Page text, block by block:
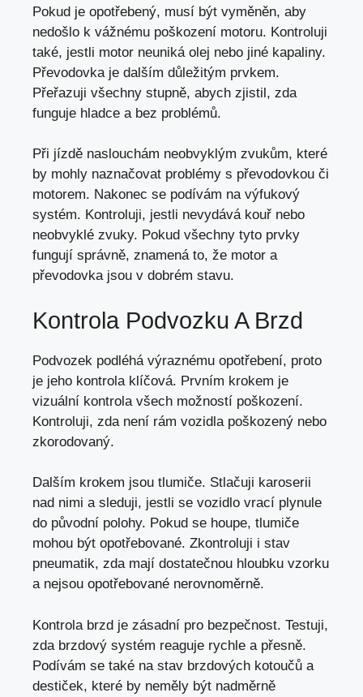
Pokud je opotřebený, musí být vyměněn, aby
nedošlo k vážnému poškození motoru. Kontroluji
také, jestli motor neuniká olej nebo jiné kapaliny.
Převodovka je dalším důležitým prvkem.
Přeřazuji všechny stupně, abych zjistil, zda
funguje hladce a bez problémů.
Při jízdě naslouchám neobvyklým zvukům, které
by mohly naznačovat problémy s převodovkou či
motorem. Nakonec se podívám na výfukový
systém. Kontroluji, jestli nevydává kouř nebo
neobvyklé zvuky. Pokud všechny tyto prvky
fungují správně, znamená to, že motor a
převodovka jsou v dobrém stavu.
Kontrola Podvozku A Brzd
Podvozek podléhá výraznému opotřebení, proto
je jeho kontrola klíčová. Prvním krokem je
vizuální kontrola všech možností poškození.
Kontroluji, zda není rám vozidla poškozený nebo
zkorodovaný.
Dalším krokem jsou tlumiče. Stlačuji karoserii
nad nimi a sleduji, jestli se vozidlo vrací plynule
do původní polohy. Pokud se houpe, tlumiče
mohou být opotřebované. Zkontroluji i stav
pneumatik, zda mají dostatečnou hloubku vzorku
a nejsou opotřebované nerovnoměrně.
Kontrola brzd je zásadní pro bezpečnost. Testuji,
zda brzdový systém reaguje rychle a přesně.
Podívám se také na stav brzdových kotoučů a
destiček, které by neměly být nadměrně